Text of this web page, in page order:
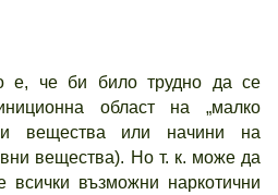
е, че би било трудно да се
област на „малко
вещества или начини на
вещества). Но т. к. може да
всички възможни наркотични